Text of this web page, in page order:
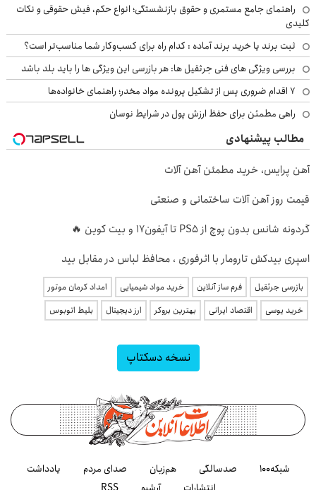
راهنمای جامع مستمری و حقوق بازنشستگی؛ انواع حکم، فیش حقوقی و نکات
کلیدی
ثبت برند یا خرید برند آماده : کدام راه برای کسب‌وکار شما مناسب‌تر است؟
بررسی ویژگی های فنی جرثقیل ها: هر بازرسی این ویژگی ها را باید بلد باشد
۷ اقدام ضروری پس از تشکیل پرونده مواد مخدر؛ راهنمای خانواده‌ها
راهی مطمئن برای حفظ ارزش پول در شرایط نوسان
مطالب پیشنهادی
آهن پرایس، خرید مطمئن آهن آلات
قیمت روز آهن آلات ساختمانی و صنعتی
گردونه شانس بدون پوچ از PS5 تا آیفون17 و بیت کوین 🔥
اسپری بیدکش تارومار با اثرفوری ، محافظ لباس در مقابل بید
بازرسی جرثقیل فرم ساز آنلاین خرید مواد شیمیایی
امداد کرمان موتور
خرید یوسی
اقتصاد ایرانی بهترین بروکر ارز دیجیتال بلیط اتوبوس
نسخه دسکتاپ
شبکه۱۰۰ صدسالگی هم‌زبان صدای مردم
یادداشت